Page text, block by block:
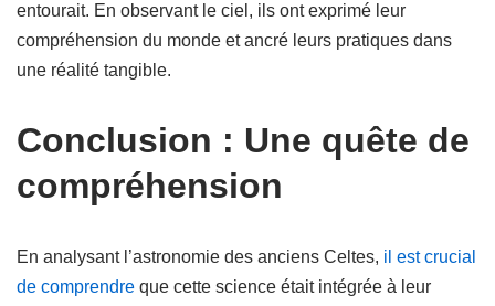
entourait. En observant le ciel, ils ont exprimé leur
compréhension du monde et ancré leurs pratiques dans
une réalité tangible.
Conclusion : Une quête de
compréhension
En analysant l’astronomie des anciens Celtes, il est crucial
de comprendre que cette science était intégrée à leur